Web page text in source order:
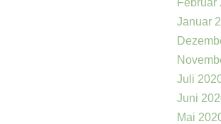
Februar
Januar
Juli
Juni
Mai